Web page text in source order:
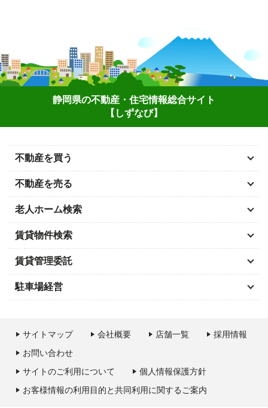
静岡県の不動産・住宅情報総合サイト
【しずなび】
不動産を買う
不動産を売る
老人ホーム検索
賃貸物件検索
賃貸管理委託
駐車場経営
サイトマップ 会社概要 店舗一覧
採用情報
お問い合わせ
サイトのご利用について
個人情報保護方針
お客様情報の利用目的と共同利用に関するご案内